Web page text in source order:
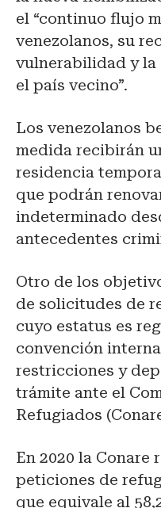
el “continuo flujo
venezolanos, su
vulnerabilidad y la
el país vecino”.
Los venezolanos
medida recibirán
residencia
que podrán
indeterminado
antecedentes
Otro de los
de solicitudes de
cuyo estatus es
convención
restricciones y
trámite ante el
Refugiados
En 2020 la Conare
peticiones de
que equivale al